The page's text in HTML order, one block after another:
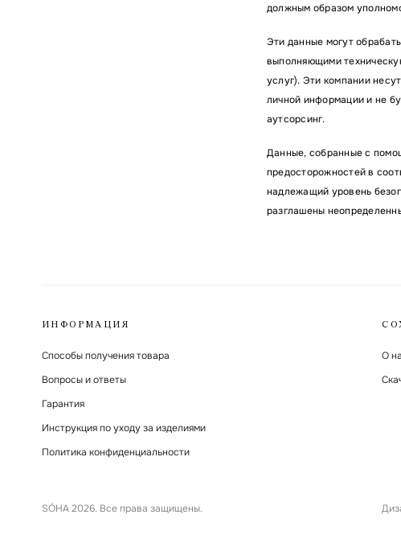
должным образом
Эти данные могут
выполняющими
услуг). Эти компании
личной информации и не
аутсорсинг.
Данные, собранные с
предосторожностей в
надлежащий уровень
разглашены
ИНФОРМАЦИЯ
Способы получения товара
Вопросы и ответы
Гарантия
Инструкция по уходу за изделиями
Политика конфиденциальности
SÓHA 2026. Все права защищены.
О